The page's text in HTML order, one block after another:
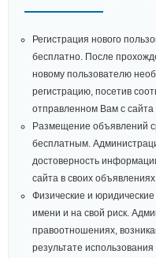
Регистрация нового
бесплатно. После
новому пользователю
регистрацию, посетив
отправленном Вам с
Размещение объявлений
бесплатным.
достоверность
сайта в своих
Физические и
имени и на свой риск.
правоотношениях,
результате